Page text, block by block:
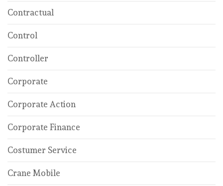
Contractual
Control
Controller
Corporate
Corporate Action
Corporate Finance
Costumer Service
Crane Mobile